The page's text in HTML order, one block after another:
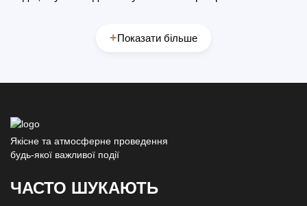
+Показати більше
Якісне та атмосферне проведення
будь-якої важливої події
ЧАСТО ШУКАЮТЬ